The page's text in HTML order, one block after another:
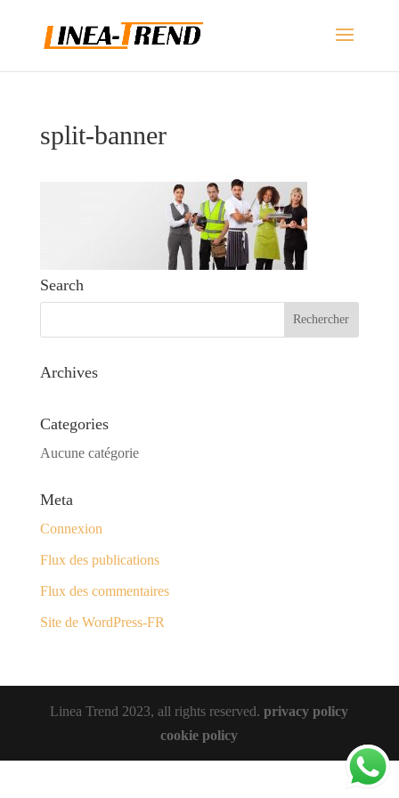
split-banner
Search
Archives
Categories
Aucune catégorie
Meta
Connexion
Flux des publications
Flux des commentaires
Site de WordPress-FR
Linea Trend 2023, all rights reserved.privacy policy
cookie policy